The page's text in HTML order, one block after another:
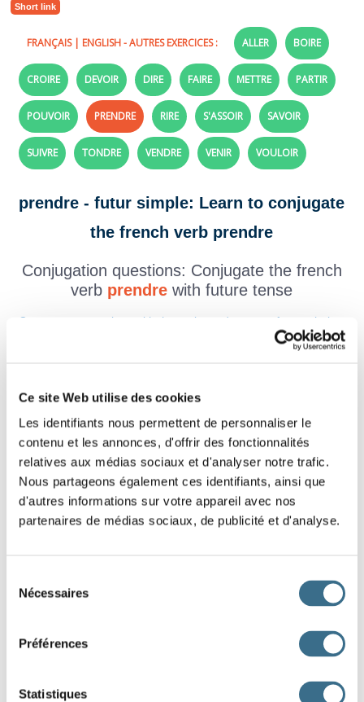
Ce site Web utilise des cookies
Les identifiants nous permettent de personnaliser le
contenu et les annonces, d'offrir des fonctionnalités
relatives aux médias sociaux et d'analyser notre trafic.
Nous partageons également ces identifiants, ainsi que
d'autres informations sur votre appareil avec nos
partenaires de médias sociaux, de publicité et d'analyse.
Nécessaires
Préférences
Statistiques
Short link
FRANÇAIS| ENGLISH- AUTRES EXERCICES : ALLER BOIRE
CROIRE DEVOIR DIRE FAIRE METTRE PARTIR
POUVOIR PRENDRE RIRE S'ASSOIR SAVOIR
SUIVRE TONDRE VENDRE VENIR VOULOIR
prendre - futur simple: Learn to conjugate
the french verb prendre
Conjugation questions: Conjugate the french
verb prendrewith future tense
Create your exercises with the verbs and tenses of your choice,
tu
Question 2.
prendre - Indicatif Futur simple
nous
Question 3.
ils